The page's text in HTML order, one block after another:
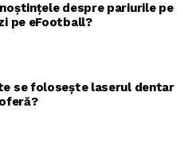
despre pariurile pe
pe eFootball?
se folosește laserul dentar